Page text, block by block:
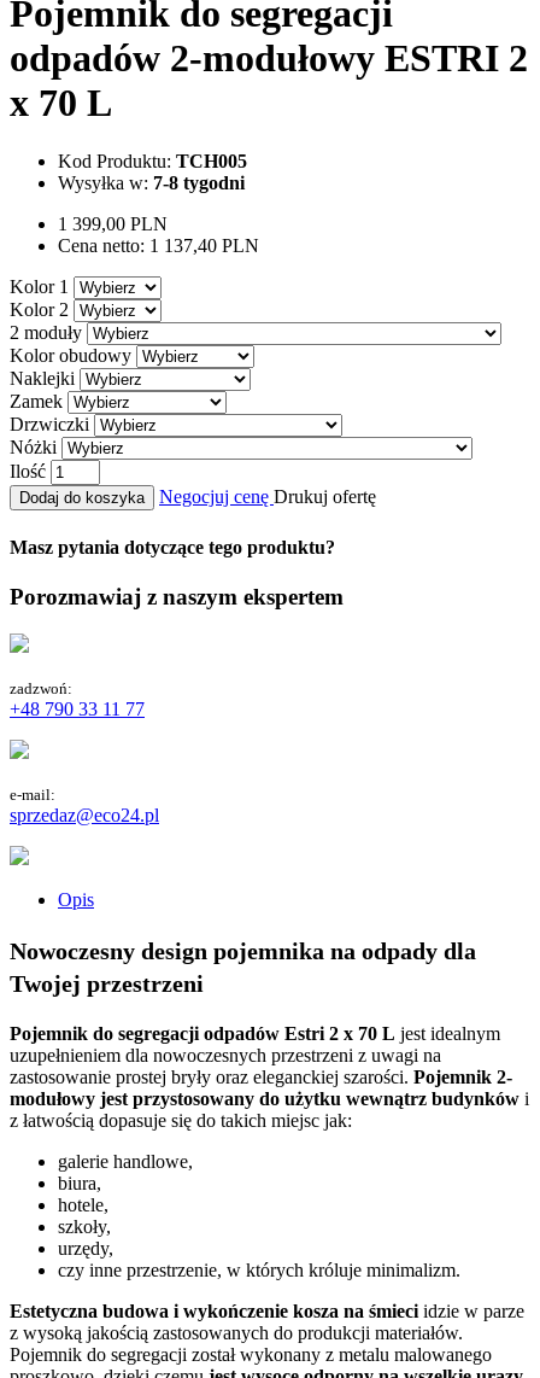
Pojemnik do segregacji
odpadów 2-modułowy ESTRI 2
x 70 L
Kod Produktu: TCH005
Wysyłka w: 7-8 tygodni
1 399,00 PLN
Cena netto: 1 137,40 PLN
Kolor 1
Kolor 2
2 moduły
Kolor obudowy
Naklejki
Zamek
Drzwiczki
Nóżki
Ilość
Dodaj do koszyka Negocjuj cenę Drukuj ofertę
Masz pytania dotyczące tego produktu?
Porozmawiaj z naszym ekspertem
zadzwoń:
+48 790 33 11 77
e-mail:
sprzedaz@eco24.pl
Opis
Nowoczesny design pojemnika na odpady dla
Twojej przestrzeni
Pojemnik do segregacji odpadów Estri 2 x 70 L jest idealnym
uzupełnieniem dla nowoczesnych przestrzeni z uwagi na
zastosowanie prostej bryły oraz eleganckiej szarości. Pojemnik 2-
modułowy jest przystosowany do użytku wewnątrz budynków i
z łatwością dopasuje się do takich miejsc jak:
galerie handlowe,
biura,
hotele,
szkoły,
urzędy,
czy inne przestrzenie, w których króluje minimalizm.
Estetyczna budowa i wykończenie kosza na śmieci idzie w parze
z wysoką jakością zastosowanych do produkcji materiałów.
Pojemnik do segregacji został wykonany z metalu malowanego